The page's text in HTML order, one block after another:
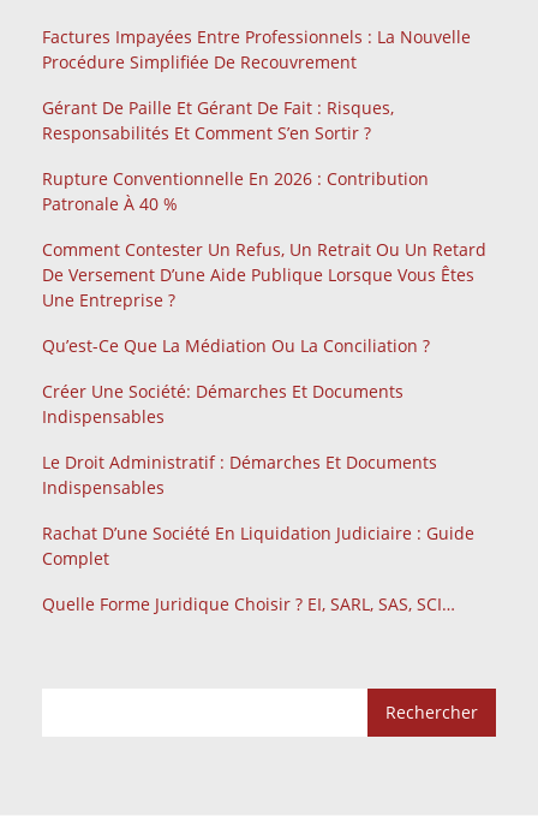
Factures Impayées Entre Professionnels : La Nouvelle
Procédure Simplifiée De Recouvrement
Gérant De Paille Et Gérant De Fait : Risques,
Responsabilités Et Comment S’en Sortir ?
Rupture Conventionnelle En 2026 : Contribution
Patronale À 40 %
Comment Contester Un Refus, Un Retrait Ou Un Retard
De Versement D’une Aide Publique Lorsque Vous Êtes
Une Entreprise ?
Qu’est-Ce Que La Médiation Ou La Conciliation ?
Créer Une Société: Démarches Et Documents
Indispensables
Le Droit Administratif : Démarches Et Documents
Indispensables
Rachat D’une Société En Liquidation Judiciaire : Guide
Complet
Quelle Forme Juridique Choisir ? EI, SARL, SAS, SCI…